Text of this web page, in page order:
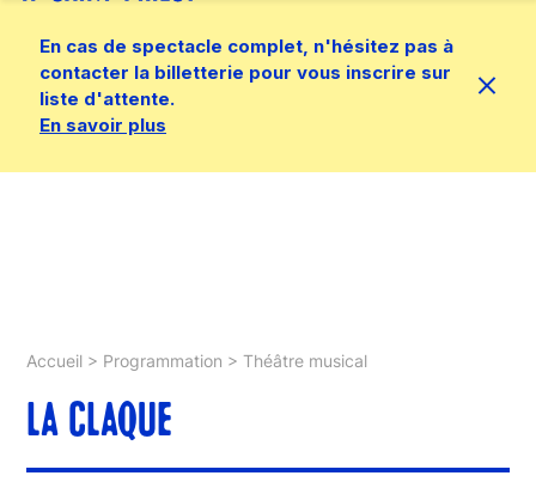
En cas de spectacle complet, n'hésitez pas à
contacter la billetterie pour vous inscrire sur
liste d'attente.
En savoir plus
Accueil > Programmation >Théâtre musical
LA CLAQUE